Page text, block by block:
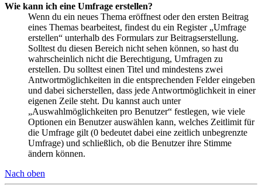
Wie kann ich eine Umfrage erstellen?
Wenn du ein neues Thema eröffnest oder den ersten Beitrag
eines Themas bearbeitest, findest du ein Register „Umfrage
erstellen“ unterhalb des Formulars zur Beitragserstellung.
Solltest du diesen Bereich nicht sehen können, so hast du
wahrscheinlich nicht die Berechtigung, Umfragen zu
erstellen. Du solltest einen Titel und mindestens zwei
Antwortmöglichkeiten in die entsprechenden Felder eingeben
und dabei sicherstellen, dass jede Antwortmöglichkeit in einer
eigenen Zeile steht. Du kannst auch unter
„Auswahlmöglichkeiten pro Benutzer“ festlegen, wie viele
Optionen ein Benutzer auswählen kann, welches Zeitlimit für
die Umfrage gilt (0 bedeutet dabei eine zeitlich unbegrenzte
Umfrage) und schließlich, ob die Benutzer ihre Stimme
ändern können.
Nach oben